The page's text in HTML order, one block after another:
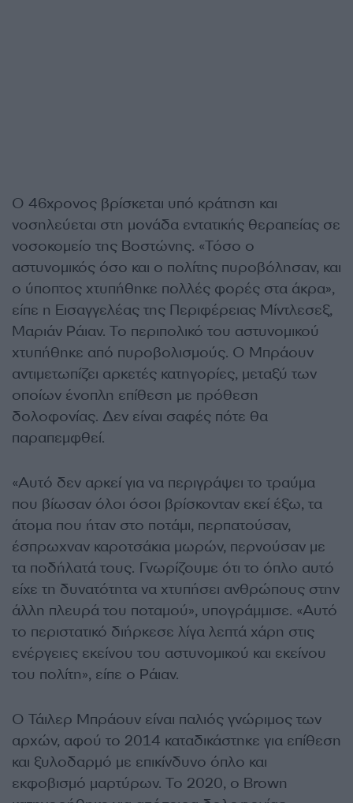
Ο 46χρονος βρίσκεται υπό κράτηση και
νοσηλεύεται στη μονάδα εντατικής θεραπείας σε
νοσοκομείο της Βοστώνης. «Τόσο ο
αστυνομικός όσο και ο πολίτης πυροβόλησαν, και
ο ύποπτος χτυπήθηκε πολλές φορές στα άκρα»,
είπε η Εισαγγελέας της Περιφέρειας Μίντλεσεξ,
Μαριάν Ράιαν. Το περιπολικό του αστυνομικού
χτυπήθηκε από πυροβολισμούς. Ο Μπράουν
αντιμετωπίζει αρκετές κατηγορίες, μεταξύ των
οποίων ένοπλη επίθεση με πρόθεση
δολοφονίας. Δεν είναι σαφές πότε θα
παραπεμφθεί.
«Αυτό δεν αρκεί για να περιγράψει το τραύμα
που βίωσαν όλοι όσοι βρίσκονταν εκεί έξω, τα
άτομα που ήταν στο ποτάμι, περπατούσαν,
έσπρωχναν καροτσάκια μωρών, περνούσαν με
τα ποδήλατά τους. Γνωρίζουμε ότι το όπλο αυτό
είχε τη δυνατότητα να χτυπήσει ανθρώπους στην
άλλη πλευρά του ποταμού», υπογράμμισε. «Αυτό
το περιστατικό διήρκεσε λίγα λεπτά χάρη στις
ενέργειες εκείνου του αστυνομικού και εκείνου
του πολίτη», είπε ο Ράιαν.
Ο Τάιλερ Μπράουν είναι παλιός γνώριμος των
αρχών, αφού το 2014 καταδικάστηκε για επίθεση
και ξυλοδαρμό με επικίνδυνο όπλο και
εκφοβισμό μαρτύρων. Το 2020, ο Brown